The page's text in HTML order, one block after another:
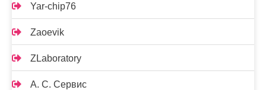
Yar-chip76
Zaoevik
ZLaboratory
А. С. Сервис